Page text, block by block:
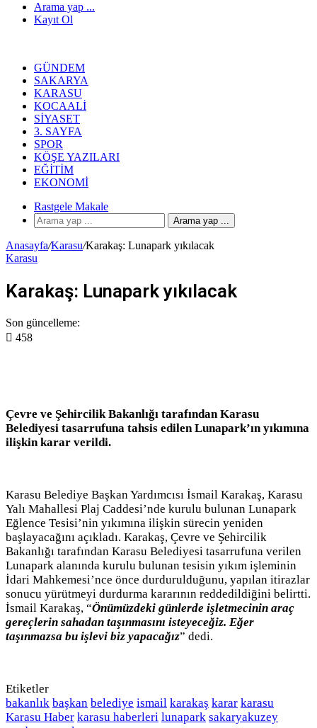
Arama yap ...
Kayıt Ol
GÜNDEM
SAKARYA
KARASU
KOCAALI
SIYASET
3. SAYFA
SPOR
KÖŞE YAZILARI
EĞITIM
EKONOMI
Rastgele Makale
Arama yap ...
Anasayfa/Karasu/Karakaş: Lunapark yıkılacak
Karasu
Karakaş: Lunapark yıkılacak
Son güncelleme:
458
Çevre ve Şehircilik Bakanlığı tarafından Karasu
Belediyesi tasarrufuna tahsis edilen Lunapark’ın yıkımına
ilişkin karar verildi.
Karasu Belediye Başkan Yardımcısı İsmail Karakaş, Karasu
Yalı Mahallesi Plaj Caddesi’nde kurulu bulunan Lunapark
Eğlence Tesisi’nin yıkımına ilişkin sürecin yeniden
başlayacağını açıkladı. Karakaş, Çevre ve Şehircilik
Bakanlığı tarafından Karasu Belediyesi tasarrufuna verilen
Lunapark alanında kurulu bulunan tesisin yıkım işleminin
İdari Mahkemesi’nce önce durdurulduğunu, yapılan itirazlar
sonucu yürütmeyi durdurma kararının reddedildiğini belirtti.
İsmail Karakaş, “Önümüzdeki günlerde işletmecinin araç
gereçlerin sahadan taşınmasını isteyeceğiz. Eğer
taşınmazsa bu işlevi biz yapacağız” dedi.
Etiketler
bakanlık başkan belediye ismail karakaş karar karasu
Karasu Haber karasu haberleri lunapark sakaryakuzey